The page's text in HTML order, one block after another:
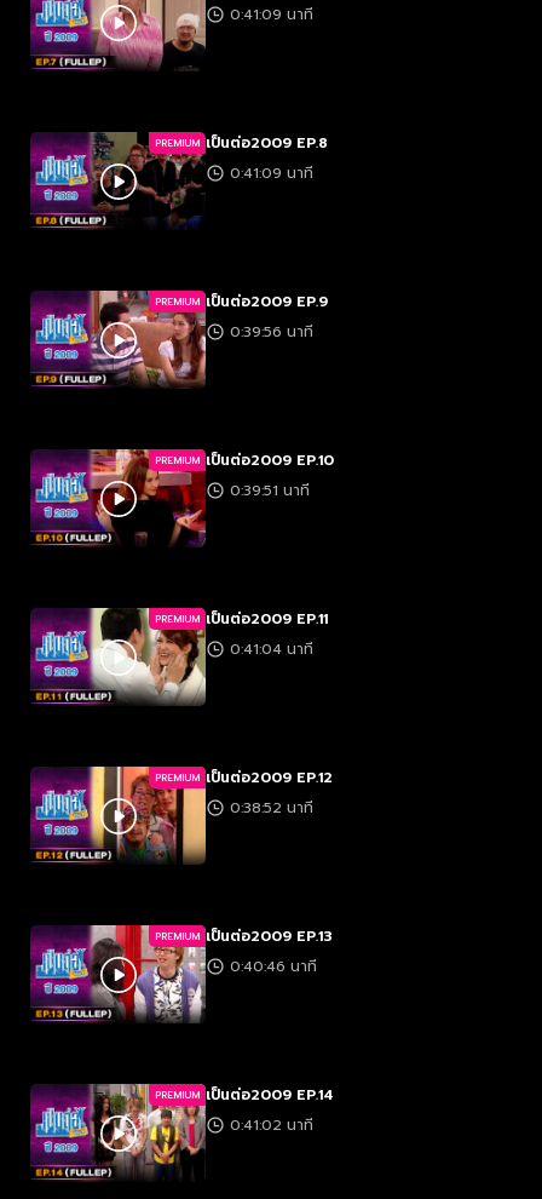
0:41:09 นาที
PREMIUM เป็นต่อ2009 EP.8
0:41:09 นาที
PREMIUM เป็นต่อ2009 EP.9
0:39:56 นาที
PREMIUM เป็นต่อ2009 EP.10
0:39:51 นาที
PREMIUM เป็นต่อ2009 EP.11
0:41:04 นาที
PREMIUM เป็นต่อ2009 EP.12
0:38:52 นาที
PREMIUM เป็นต่อ2009 EP.13
0:40:46 นาที
PREMIUM เป็นต่อ2009 EP.14
0:41:02 นาที